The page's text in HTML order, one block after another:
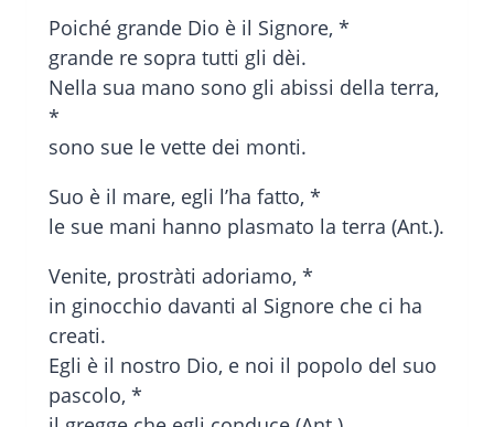
Poiché grande Dio è il Signore, *
grande re sopra tutti gli dèi.
Nella sua mano sono gli abissi della terra,
*
sono sue le vette dei monti.
Suo è il mare, egli l’ha fatto, *
le sue mani hanno plasmato la terra (Ant.).
Venite, prostràti adoriamo, *
in ginocchio davanti al Signore che ci ha
creati.
Egli è il nostro Dio, e noi il popolo del suo
pascolo, *